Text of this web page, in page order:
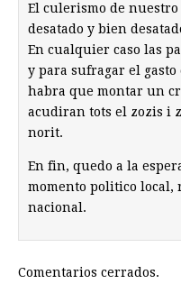
El culerismo de
desatado y bien
En cualquier caso las
y para sufragar el gasto
habra que montar un
acudiran tots el zozis i
norit.
En fin, quedo a la
momento politico local,
nacional.
Comentarios cerrados.